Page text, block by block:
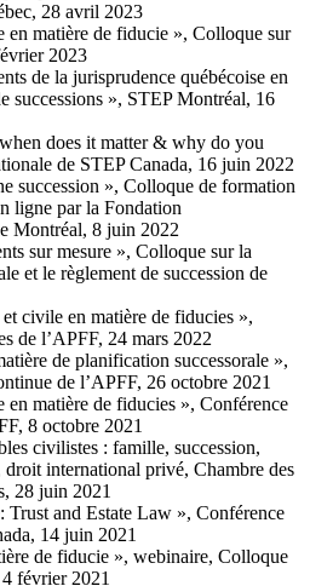
28 avril 2023
en matière de fiducie », Colloque sur
2023
de la jurisprudence québécoise en
successions », STEP Montréal, 16
does it matter & why do you
de STEP Canada, 16 juin 2022
succession », Colloque de formation
ligne par la Fondation
Montréal, 8 juin 2022
sur mesure », Colloque sur la
et le règlement de succession de
civile en matière de fiducies »,
de l’APFF, 24 mars 2022
de planification successorale »,
de l’APFF, 26 octobre 2021
en matière de fiducies », Conférence
8 octobre 2021
civilistes : famille, succession,
international privé, Chambre des
28 juin 2021
Trust and Estate Law », Conférence
14 juin 2021
de fiducie », webinaire, Colloque
février 2021